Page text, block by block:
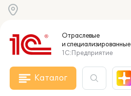
Отраслевые
и специализированные
1С:Предприятие
Каталог